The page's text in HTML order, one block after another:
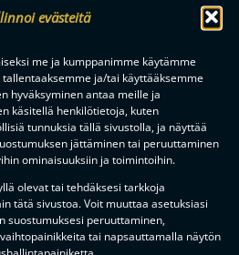
evästeitä
me ja kumppanimme käytämme
ja/tai käyttääksemme
hyväksyminen antaa meille ja
käsitellä henkilötietoja, kuten
tunnuksia tällä sivustolla, ja näyttää
jättäminen tai peruuttaminen
ominaisuuksiin ja toimintoihin.
olevat tai tehdäksesi tarkkoja
tätä sivustoa. Voit muuttaa asetuksiasi
suostumuksesi peruuttaminen,
tai napsauttamalla näytön
KUMPPANIT